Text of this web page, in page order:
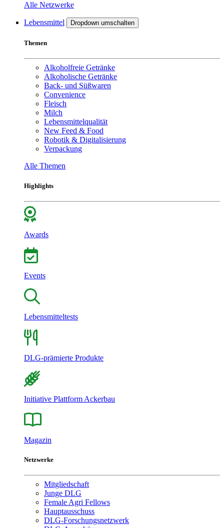
Alle Netzwerke
Lebensmittel Dropdown umschalten
Themen
Alkoholfreie Getränke
Alkoholische Getränke
Back- und Süßwaren
Convenience
Fleisch
Milch
Lebensmittelqualität
New Feed & Food
Robotik & Digitalisierung
Verpackung
Alle Themen
Highlights
Awards
Events
Lebensmitteltests
DLG-prämierte Produkte
Initiative Plattform Ackerbau
Magazin
Netzwerke
Mitgliedschaft
Junge DLG
Female Agri Fellows
Hauptausschuss
DLG-Forschungsnetzwerk